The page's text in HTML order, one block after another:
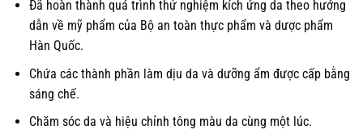
Đã hoàn thành quá trình thử nghiệm kích ứng da theo hướng
dẫn về mỹ phẩm của Bộ an toàn thực phẩm và dược phẩm
Hàn Quốc.
Chứa các thành phần làm dịu da và dưỡng ẩm được cấp bằng
sáng chế.
Chăm sóc da và hiệu chỉnh tông màu da cùng một lúc.